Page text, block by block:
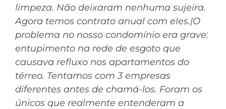
limpeza. Não deixaram nenhuma sujeira.
Agora temos contrato anual com eles.|O
problema no nosso condomínio era grave:
entupimento na rede de esgoto que
causava refluxo nos apartamentos do
térreo. Tentamos com 3 empresas
diferentes antes de chamá-los. Foram os
únicos que realmente entenderam a